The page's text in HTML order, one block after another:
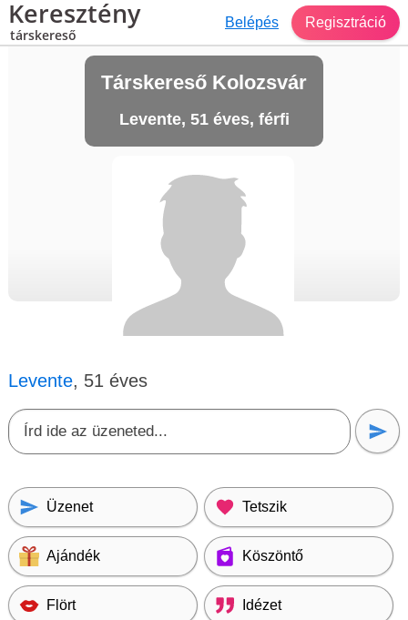
Keresztény
társkereső
Belépés Regisztráció
Társkereső Kolozsvár
Levente, 51 éves, férfi
Levente, 51 éves
Üzenet Tetszik
Ajándék Köszöntő
Flört Idézet